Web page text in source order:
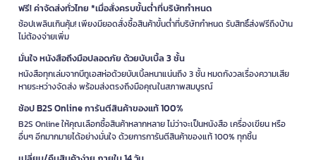
ฟรี! ค่าจัดส่งทั่วไทย *เมื่อสั่งครบขั้นต่ำที่บริษัทกำหนด
ช้อปเพลินเกินคุ้ม! เพียงมียอดสั่งซื้อสินค้าขั้นต่ำที่บริษัทกำหนด รับสิทธิ์ส่งฟรีถึงบ้าน
ไม่ต้องจ่ายเพิ่ม
มั่นใจ หนังสือถึงมือปลอดภัย ด้วยบับเบิ้ล 3 ชั้น
หนังสือทุกเล่มจากบีทูเอสห่อด้วยบับเบิ้ลหนาแน่นถึง 3 ชั้น หมดกังวลเรื่องความเสีย
หายระหว่างจัดส่ง พร้อมส่งตรงถึงมือคุณในสภาพสมบูรณ์
ช้อป B2S Online การันตีสินค้าของแท้ 100%
B2S Online ให้คุณเลือกซื้อสินค้าหลากหลาย ไม่ว่าจะเป็นหนังสือ เครื่องเขียน หรือ
อื่นๆ อีกมากมายได้อย่างมั่นใจ ด้วยการการันตีสินค้าของแท้ 100% ทุกชิ้น